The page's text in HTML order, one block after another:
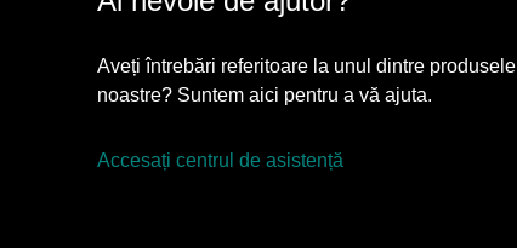
Aveți întrebări referitoare la unul dintre produsele
noastre? Suntem aici pentru a vă ajuta.
Accesați centrul de asistență